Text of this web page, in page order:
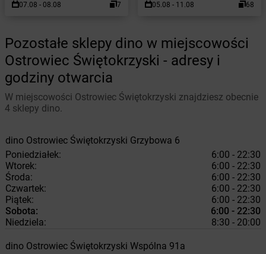
07.08 - 08.08
7
05.08 - 11.08
68
Pozostałe sklepy dino w miejscowości
Ostrowiec Świętokrzyski - adresy i
godziny otwarcia
W miejscowości Ostrowiec Świętokrzyski znajdziesz obecnie
4 sklepy dino.
dino Ostrowiec Świętokrzyski Grzybowa 6
Poniedziałek:
6:00 - 22:30
Wtorek:
6:00 - 22:30
Środa:
6:00 - 22:30
Czwartek:
6:00 - 22:30
Piątek:
6:00 - 22:30
Sobota:
6:00 - 22:30
Niedziela:
8:30 - 20:00
dino Ostrowiec Świętokrzyski Wspólna 91a